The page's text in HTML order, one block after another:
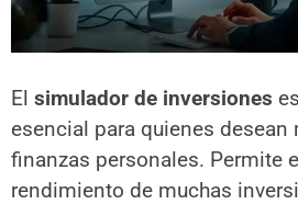
El simulador de inversiones
esencial para quienes desean
finanzas personales. Permite
rendimiento de muchas